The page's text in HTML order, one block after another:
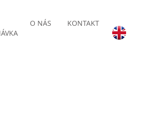
KONTAKT
O NÁS